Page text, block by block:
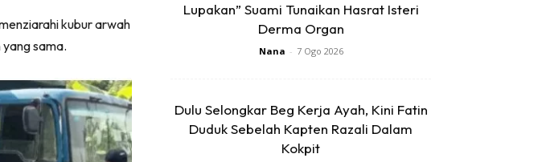
kubur arwah
sama.
Lupakan” Suami Tunaikan Hasrat Isteri
Derma Organ
Nana - 7 Ogo 2026
Dulu Selongkar Beg Kerja Ayah, Kini Fatin
Duduk Sebelah Kapten Razali Dalam
Kokpit